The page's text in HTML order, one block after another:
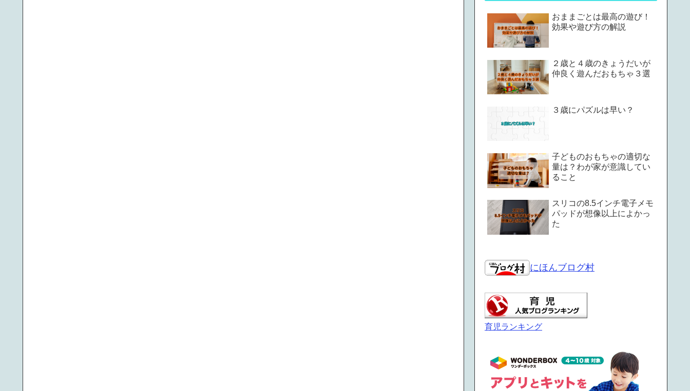
おままごとは最高の遊び！
効果や遊び方の解説
２歳と４歳のきょうだいが
仲良く遊んだおもちゃ３選
３歳にパズルは早い？
子どものおもちゃの適切な
量は？わが家が意識してい
ること
スリコの8.5インチ電子メモ
パッドが想像以上によかっ
た
にほんブログ村
育児ランキング